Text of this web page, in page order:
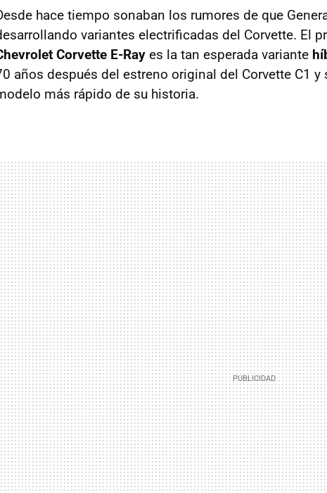
hace tiempo sonaban los rumores de que
variantes electrificadas del Corvette. El
Corvette E-Ray es la tan esperada variante
años después del estreno original del Corvette C1 y
más rápido de su historia.